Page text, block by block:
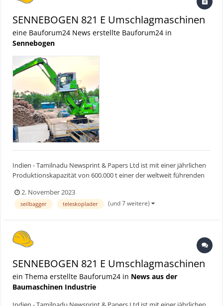
SENNEBOGEN 821 E Umschlagmaschinen
eine Bauforum24 News erstellte Bauforum24 in
Sennebogen
Indien - Tamilnadu Newsprint & Papers Ltd ist mit einer jährlichen
Produktionskapazität von 600.000 t einer der weltweit führenden
Bagassebasis. Am Anfang des Herstellungsprozesses finden sich
vier stationäre SENNEBOGEN 821 E Elektroumschlagmaschin...
2. November 2023
seilbagger teleskoplader (und 7 weitere)
SENNEBOGEN 821 E Umschlagmaschinen
ein Thema erstellte Bauforum24 in News aus der
Baumaschinen Industrie